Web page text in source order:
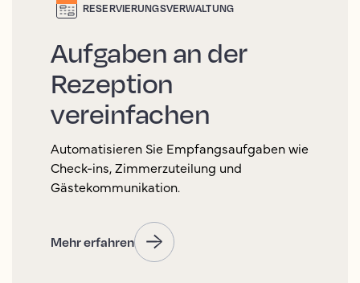
RESERVIERUNGSVERWALTUNG
Aufgaben an der
Rezeption
vereinfachen
Automatisieren Sie Empfangsaufgaben wie
Check-ins, Zimmerzuteilung und
Gästekommunikation.
Mehr erfahren